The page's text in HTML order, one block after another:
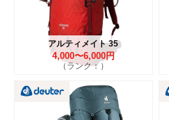
アルティメイト 35
4,000〜6,000円
（ランク：）